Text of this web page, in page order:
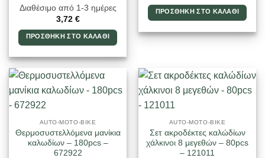
Διαθέσιμο από 1-3 ημέρες
3,72 €
ΠΡΟΣΘΉΚΗ ΣΤΟ ΚΑΛΆΘΙ
ΠΡΟΣΘΉΚΗ ΣΤΟ ΚΑΛΆΘΙ
AUTO-MOTO-BIKE
Θερμοσυστελλόμενα μανίκια
καλωδίων – 180pcs –
672922
AUTO-MOTO-BIKE
Σετ ακροδέκτες καλώδίων
χάλκινοι 8 μεγεθών – 80pcs
– 121011